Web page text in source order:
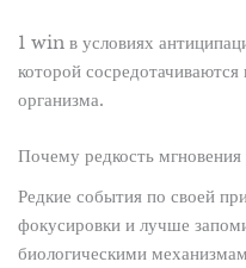
1 win в условиях
которой
организма.
Почему редкость мгновения
Редкие события по своей
фокусировки и лучше
биологическими